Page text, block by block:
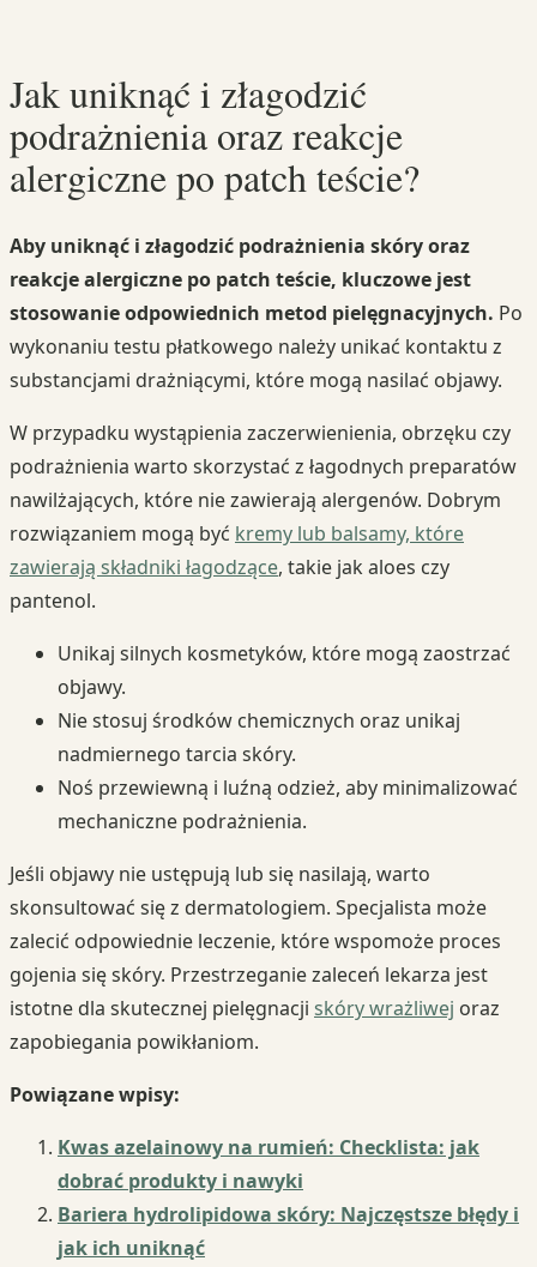
Jak uniknąć i złagodzić
podrażnienia oraz reakcje
alergiczne po patch teście?
Aby uniknąć i złagodzić podrażnienia skóry oraz
reakcje alergiczne po patch teście, kluczowe jest
stosowanie odpowiednich metod pielęgnacyjnych. Po
wykonaniu testu płatkowego należy unikać kontaktu z
substancjami drażniącymi, które mogą nasilać objawy.
W przypadku wystąpienia zaczerwienienia, obrzęku czy
podrażnienia warto skorzystać z łagodnych preparatów
nawilżających, które nie zawierają alergenów. Dobrym
rozwiązaniem mogą być kremy lub balsamy, które
zawierają składniki łagodzące, takie jak aloes czy
pantenol.
Unikaj silnych kosmetyków, które mogą zaostrzać
objawy.
Nie stosuj środków chemicznych oraz unikaj
nadmiernego tarcia skóry.
Noś przewiewną i luźną odzież, aby minimalizować
mechaniczne podrażnienia.
Jeśli objawy nie ustępują lub się nasilają, warto
skonsultować się z dermatologiem. Specjalista może
zalecić odpowiednie leczenie, które wspomoże proces
gojenia się skóry. Przestrzeganie zaleceń lekarza jest
istotne dla skutecznej pielęgnacji skóry wrażliwej oraz
zapobiegania powikłaniom.
Powiązane wpisy:
Kwas azelainowy na rumień: Checklista: jak
dobrać produkty i nawyki
Bariera hydrolipidowa skóry: Najczęstsze błędy i
jak ich uniknąć